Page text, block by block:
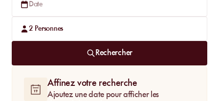
Date
2 Personnes
Rechercher
Affinez votre recherche
Ajoutez une date pour afficher les